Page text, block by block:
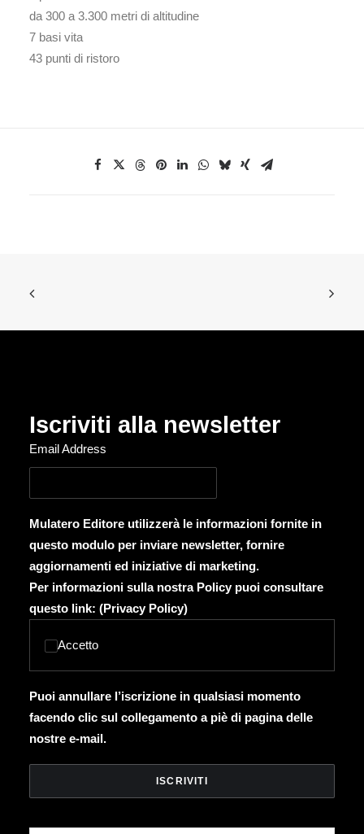
da 300 a 3.300 metri di altitudine
7 basi vita
43 punti di ristoro
Iscriviti alla newsletter
Email Address
Mulatero Editore utilizzerà le informazioni fornite in
questo modulo per inviare newsletter, fornire
aggiornamenti ed iniziative di marketing.
Per informazioni sulla nostra Policy puoi consultare
questo link: (Privacy Policy)
Accetto
Puoi annullare l’iscrizione in qualsiasi momento
facendo clic sul collegamento a piè di pagina delle
nostre e-mail.